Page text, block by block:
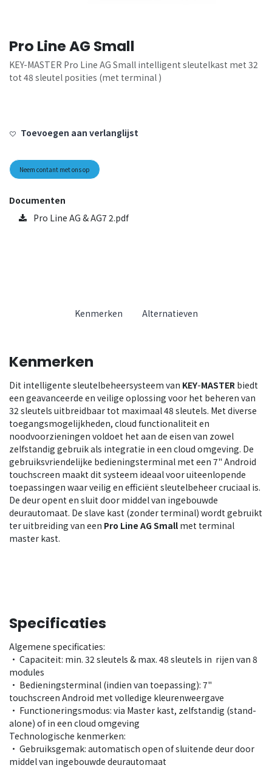
Pro Line AG Small
KEY-MASTER Pro Line AG Small intelligent sleutelkast met 32
tot 48 sleutel posities (met terminal )
Toevoegen aan verlanglijst
Neem contant met ons op
Documenten
Pro Line AG & AG7 2.pdf
Kenmerken Alternatieven
Kenmerken
Dit intelligente sleutelbeheersysteem van KEY-MASTER biedt
een geavanceerde en veilige oplossing voor het beheren van
32 sleutels uitbreidbaar tot maximaal 48 sleutels. Met diverse
toegangsmogelijkheden, cloud functionaliteit en
noodvoorzieningen voldoet het aan de eisen van zowel
zelfstandig gebruik als integratie in een cloud omgeving. De
gebruiksvriendelijke bedieningsterminal met een 7" Android
touchscreen maakt dit systeem ideaal voor uiteenlopende
toepassingen waar veilig en efficiënt sleutelbeheer cruciaal is.
De deur opent en sluit door middel van ingebouwde
deurautomaat. De slave kast (zonder terminal) wordt gebruikt
ter uitbreiding van een Pro Line AG Small met terminal
master kast.
Specificaties
Algemene specificaties:
• Capaciteit: min. 32 sleutels & max. 48 sleutels in rijen van 8
modules
• Bedieningsterminal (indien van toepassing): 7"
touchscreen Android met volledige kleurenweergave
• Functioneringsmodus: via Master kast, zelfstandig (stand-
alone) of in een cloud omgeving
Technologische kenmerken:
• Gebruiksgemak: automatisch open of sluitende deur door
middel van ingebouwde deurautomaat